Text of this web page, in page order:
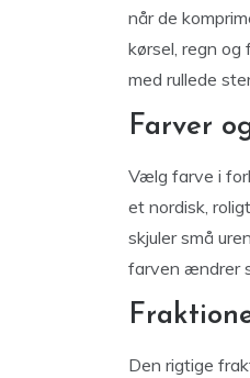
når de
kørsel, regn
med rullede
Farver
Vælg farve i
et nordisk,
skjuler små
farven ændrer
Den rigtige